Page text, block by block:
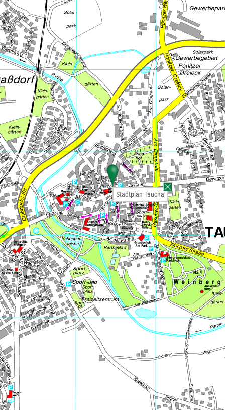
Stadtplan Taucha